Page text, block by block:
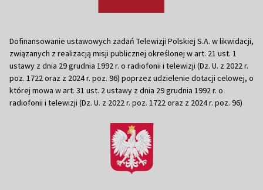
Dofinansowanie ustawowych zadań Telewizji Polskiej S.A. w likwidacji,
związanych z realizacją misji publicznej określonej w art. 21 ust. 1
ustawy z dnia 29 grudnia 1992 r. o radiofonii i telewizji (Dz. U. z 2022 r.
poz. 1722 oraz z 2024 r. poz. 96) poprzez udzielenie dotacji celowej, o
której mowa w art. 31 ust. 2 ustawy z dnia 29 grudnia 1992 r. o
radiofonii i telewizji (Dz. U. z 2022 r. poz. 1722 oraz z 2024 r. poz. 96)